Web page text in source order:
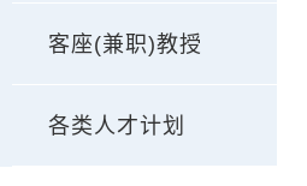
客座(兼职)教授
各类人才计划